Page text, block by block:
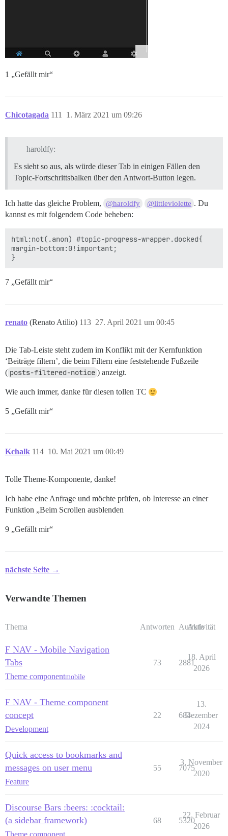
1 „Gefällt mir“
Chicotagada 1. März 2021 um 09:26
111
haroldfy:
Es sieht so aus, als würde dieser Tab in einigen Fällen den
Topic-Fortschrittsbalken über den Antwort-Button legen.
Ich hatte das gleiche Problem, @haroldfy @littleviolette . Du
kannst es mit folgendem Code beheben:
html:not(.anon) #topic-progress-wrapper.docked{
margin-bottom:0!important;
7 „Gefällt mir“
renato (Renato Atilio) 27. April 2021 um 00:45
113
Die Tab-Leiste steht zudem im Konflikt mit der Kernfunktion
‘Beiträge filtern’, die beim Filtern eine feststehende Fußzeile
( posts-filtered-notice ) anzeigt.
Wie auch immer, danke für diesen tollen TC
5 „Gefällt mir“
Kchalk 10. Mai 2021 um 00:49
114
Tolle Theme-Komponente, danke!
Ich habe eine Anfrage und möchte prüfen, ob Interesse an einer
Funktion „Beim Scrollen ausblenden
9 „Gefällt mir“
nächste Seite →
Verwandte Themen
Thema Antworten Aufrufe
Aktivität
F NAV - Mobile Navigation
Tabs
Theme componentmobile
73 2881
18. April
2026
F NAV - Theme component
concept
Development
22 684
13.
Dezember
2024
Quick access to bookmarks and
messages on user menu
Feature
55 7075
3. November
2020
Discourse Bars :beers: :cocktail:
(a sidebar framework)
68 5320
22. Februar
2026